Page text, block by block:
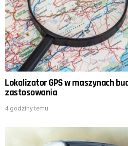
Lokalizator GPS w maszynach
zastosowania
4 godziny temu